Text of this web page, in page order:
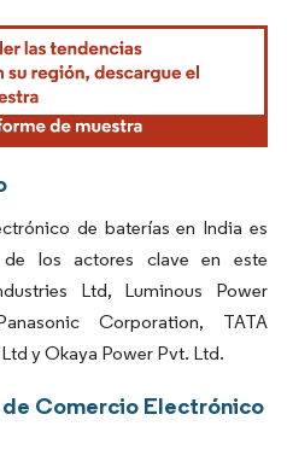
atribución según CC BY 4.0.
de baterías en India es
de los actores clave en este
Ltd, Luminous Power
Corporation, TATA
y Okaya Power Pvt. Ltd.
Comercio Electrónico